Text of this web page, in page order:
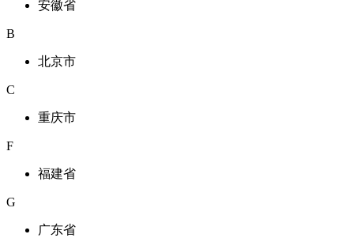
安徽省
B
北京市
C
重庆市
F
福建省
G
广东省